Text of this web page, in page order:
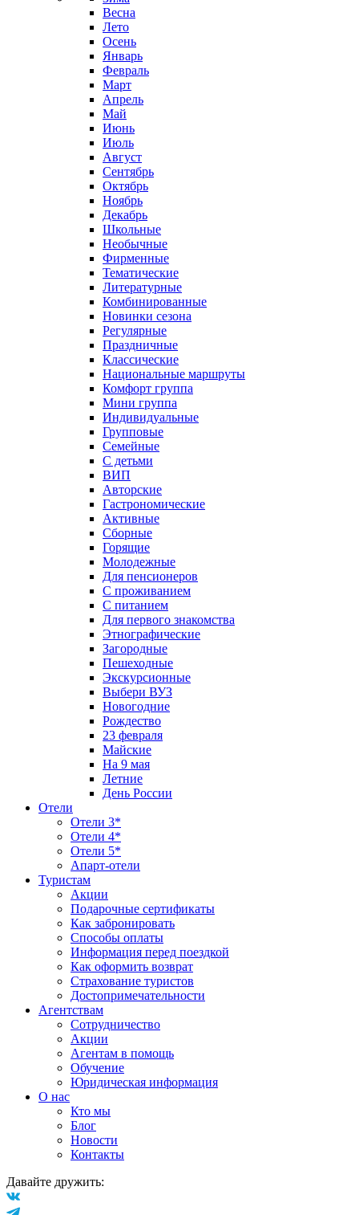
Весна
Лето
Осень
Январь
Февраль
Март
Апрель
Май
Июнь
Июль
Август
Сентябрь
Октябрь
Ноябрь
Декабрь
Школьные
Необычные
Фирменные
Тематические
Литературные
Комбинированные
Новинки сезона
Регулярные
Праздничные
Классические
Национальные маршруты
Комфорт группа
Мини группа
Индивидуальные
Групповые
Семейные
С детьми
ВИП
Авторские
Гастрономические
Активные
Сборные
Горящие
Молодежные
Для пенсионеров
С проживанием
С питанием
Для первого знакомства
Этнографические
Загородные
Пешеходные
Экскурсионные
Выбери ВУЗ
Новогодние
Рождество
23 февраля
Майские
На 9 мая
Летние
День России
Отели
Отели 3*
Отели 4*
Отели 5*
Апарт-отели
Туристам
Акции
Подарочные сертификаты
Как забронировать
Способы оплаты
Информация перед поездкой
Как оформить возврат
Страхование туристов
Достопримечательности
Агентствам
Сотрудничество
Акции
Агентам в помощь
Обучение
Юридическая информация
О нас
Кто мы
Блог
Новости
Контакты
Давайте дружить: